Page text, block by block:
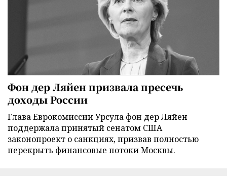
Фон дер Ляйен призвала пресечь
доходы России
Глава Еврокомиссии Урсула фон дер Ляйен
поддержала принятый сенатом США
законопроект о санкциях, призвав полностью
перекрыть финансовые потоки Москвы.